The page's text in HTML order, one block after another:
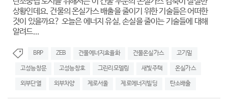
상황인데요. 건물의 온실가스 배출을 줄이기 위한 기술들은 어떠한
것이 있을까요? 오늘은 에너지 유실, 손실을 줄이는 기술들에 대해
알려드...
BRP ZEB 건물에너지효율화 건물온실가스 고기밀
고성능창문 고성능창호 그린리모델링 새빛주택 온실가스
외부단열 외부차양 제로서울 제로에너지빌딩 탄소배출